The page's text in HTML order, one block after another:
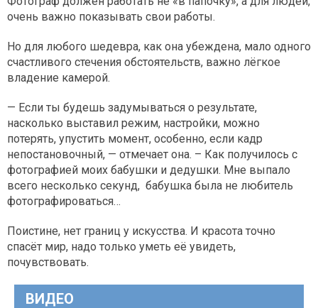
очень важно показывать свои работы.
Но для любого шедевра, как она убеждена, мало одного
счастливого стечения обстоятельств, важно лёгкое
владение камерой.
— Если ты будешь задумываться о результате,
насколько выставил режим, настройки, можно
потерять, упустить момент, особенно, если кадр
непостановочный, — отмечает она. – Как получилось с
фотографией моих бабушки и дедушки. Мне выпало
всего несколько секунд, бабушка была не любитель
фотографироваться…
Поистине, нет границ у искусства. И красота точно
спасёт мир, надо только уметь её увидеть,
почувствовать.
ВИДЕО